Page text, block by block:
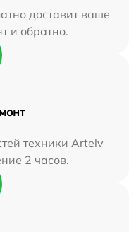
доставит ваше
и обратно.
техники Artelv
2 часов.